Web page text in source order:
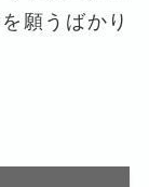
願うばかり